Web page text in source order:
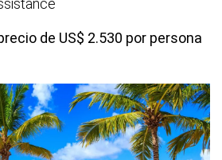
de US$ 2.530 por persona